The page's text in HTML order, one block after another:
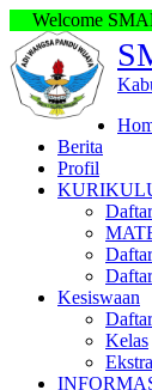
SMAN 1
Berita
Profil
Kesiswaan
Kelas